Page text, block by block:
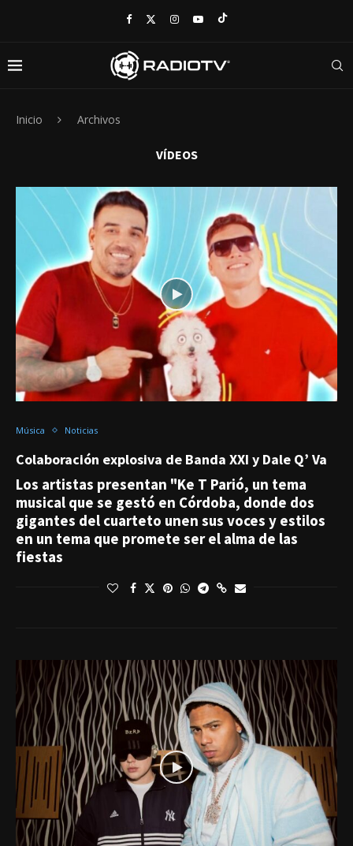
Inicio Archivos
VÍDEOS
Música Noticias
Colaboración explosiva de Banda XXI y Dale Q’ Va
Los artistas presentan "Ke T Parió, un tema
musical que se gestó en Córdoba, donde dos
gigantes del cuarteto unen sus voces y estilos
en un tema que promete ser el alma de las
fiestas